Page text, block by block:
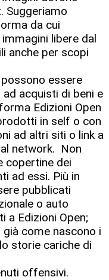
Suggeriamo
da cui
libere dal
anche per scopi
possono essere
acquisti di beni e
Edizioni Open
in self o con
ad altri siti o link a
network. Non
copertine dei
ad essi. Più in
pubblicati
o auto
a Edizioni Open;
come nascono i
storie cariche di
offensivi.